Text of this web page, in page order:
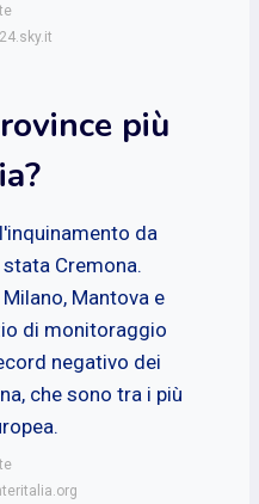
più
da
Cremona.
Mantova e
di monitoraggio
negativo dei
che sono tra i più